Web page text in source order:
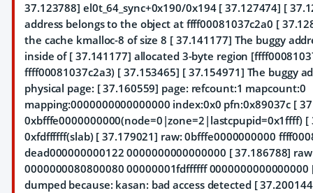
37.123788] el0t_64_sync+0x190/0x194 [ 37.127474] [
address belongs to the object at ffff00081037c2a0 [
the cache kmalloc-8 of size 8 [ 37.141177] The buggy
inside of [ 37.141177] allocated 3-byte region
ffff00081037c2a3) [ 37.153465] [ 37.154971] The buggy
physical page: [ 37.160559] page: refcount:1 mapcount:0
mapping:0000000000000000 index:0x0 pfn:0x89037c [
0xbfffe0000000000(node=0|zone=2|lastcpupid=0x1ffff) [
0xfdffffff(slab) [ 37.179021] raw: 0bfffe0000000000
dead000000000122 0000000000000000 [ 37.186788]
0000000080800080 00000001fdffffff 0000000000000000
dumped because: kasan: bad access detected [